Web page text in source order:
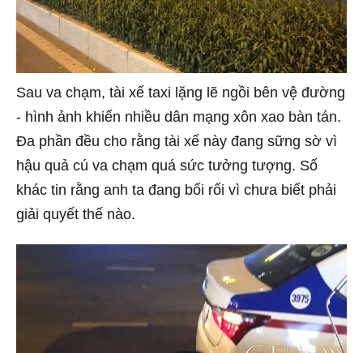
Sau va chạm, tài xế taxi lặng lẽ ngồi bên vệ đường
- hình ảnh khiến nhiều dân mạng xôn xao bàn tán.
Đa phần đều cho rằng tài xế này đang sững sờ vì
hậu quả cú va chạm quá sức tưởng tượng. Số
khác tin rằng anh ta đang bối rối vì chưa biết phải
giải quyết thế nào.